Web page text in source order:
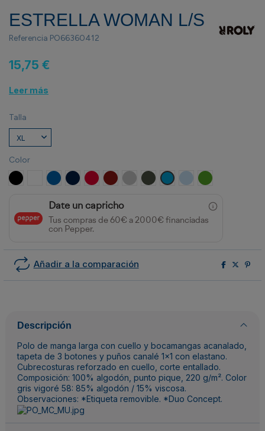
ESTRELLA WOMAN L/S
Referencia PO66360412
15,75 €
Leer más
Talla
Color
NEGRO BLANCOROYAL MARINOROJO GRANATEGRIS VIGORE
PLOMO OSCURO
TURQUESACELESTEVERDE GRASS
Date un capricho
Tus compras de 60€ a 2000€ financiadas
con Pepper.
Añadir a la comparación
Descripción
Polo de manga larga con cuello y bocamangas acanalado,
tapeta de 3 botones y puños canalé 1x1 con elastano.
Cubrecosturas reforzado en cuello, corte entallado.
Composición: 100% algodón, punto pique, 220 g/m². Color
gris vigoré 58: 85% algodón / 15% viscosa.
Observaciones: *Etiqueta removible. *Duo Concept.